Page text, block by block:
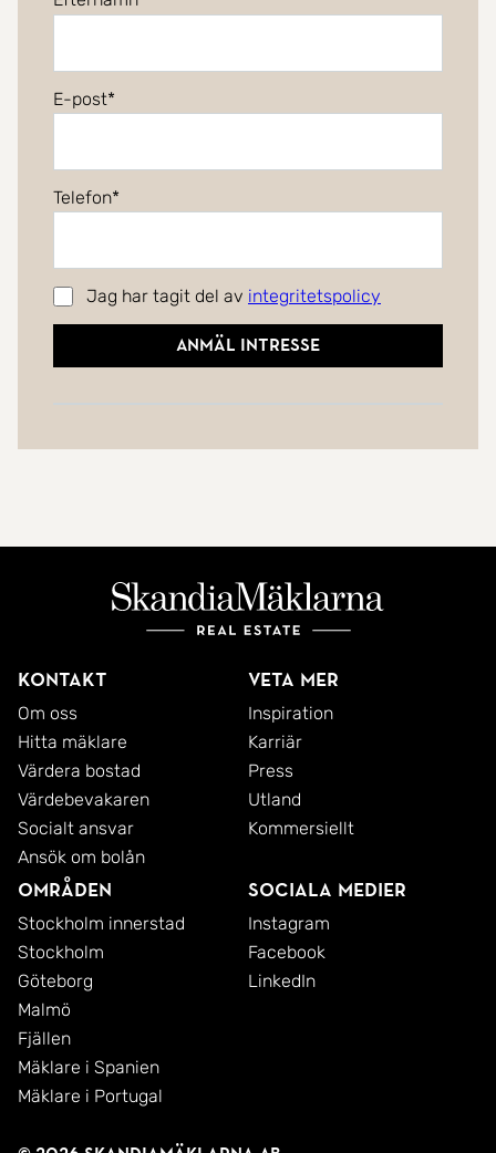
E-post
Telefon
Jag har tagit del av integritetspolicy
Anmäl intresse
Kontakt
Om oss
Hitta mäklare
Värdera bostad
Värdebevakaren
Socialt ansvar
Ansök om bolån
Veta mer
Inspiration
Karriär
Press
Utland
Kommersiellt
Områden
Stockholm innerstad
Stockholm
Göteborg
Malmö
Fjällen
Mäklare i Spanien
Mäklare i Portugal
Sociala medier
Instagram
Facebook
LinkedIn